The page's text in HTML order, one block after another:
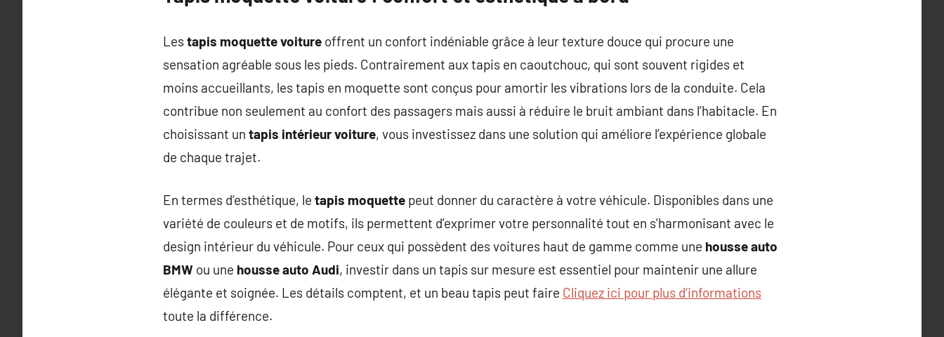
Lestapis moquette voiture offrent un confort indéniable grâce à leur texture douce qui procure une
sensation agréable sous les pieds. Contrairement aux tapis en caoutchouc, qui sont souvent rigides et
moins accueillants, les tapis en moquette sont conçus pour amortir les vibrations lors de la conduite. Cela
contribue non seulement au confort des passagers mais aussi à réduire le bruit ambiant dans l’habitacle. En
choisissant un tapis intérieur voiture, vous investissez dans une solution qui améliore l’expérience globale
de chaque trajet.
En termes d’esthétique, le tapis moquette peut donner du caractère à votre véhicule. Disponibles dans une
variété de couleurs et de motifs, ils permettent d’exprimer votre personnalité tout en s’harmonisant avec le
design intérieur du véhicule. Pour ceux qui possèdent des voitures haut de gamme comme une housse auto
BMW ou une housse auto Audi, investir dans un tapis sur mesure est essentiel pour maintenir une allure
élégante et soignée. Les détails comptent, et un beau tapis peut faire Cliquez ici pour plus d’informations
toute la différence.